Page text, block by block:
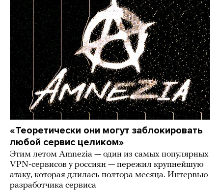
«Теоретически они могут заблокировать
любой сервис целиком»
Этим летом Amnezia — один из самых популярных
VPN-сервисов у россиян — пережил крупнейшую
атаку, которая длилась полтора месяца. Интервью
разработчика сервиса